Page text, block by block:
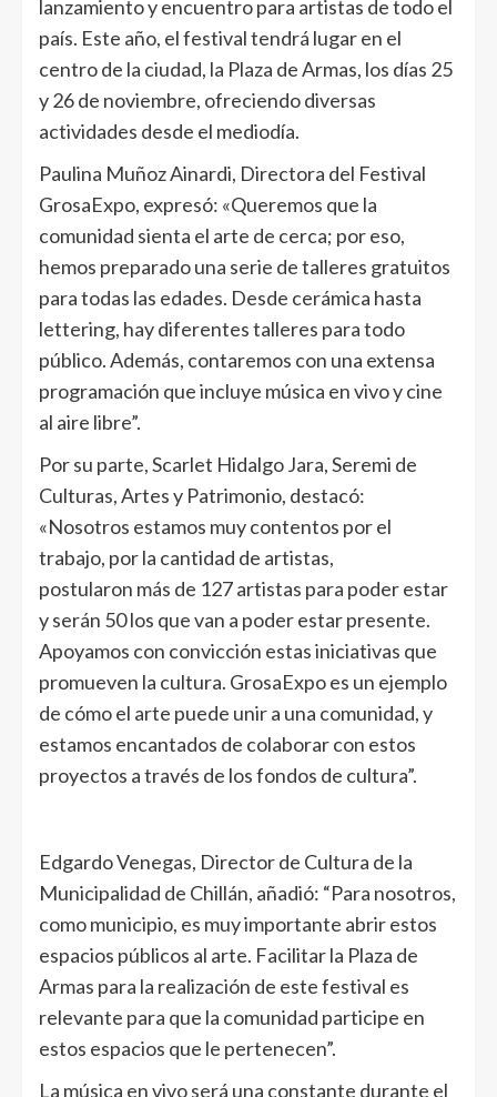
lanzamiento y encuentro para artistas de todo el
país. Este año, el festival tendrá lugar en el
centro de la ciudad, la Plaza de Armas, los días 25
y 26 de noviembre, ofreciendo diversas
actividades desde el mediodía.
Paulina Muñoz Ainardi, Directora del Festival
GrosaExpo, expresó: «Queremos que la
comunidad sienta el arte de cerca; por eso,
hemos preparado una serie de talleres gratuitos
para todas las edades. Desde cerámica hasta
lettering, hay diferentes talleres para todo
público. Además, contaremos con una extensa
programación que incluye música en vivo y cine
al aire libre”.
Por su parte, Scarlet Hidalgo Jara, Seremi de
Culturas, Artes y Patrimonio, destacó:
«Nosotros estamos muy contentos por el
trabajo, por la cantidad de artistas,
postularon más de 127 artistas para poder estar
y serán 50 los que van a poder estar presente.
Apoyamos con convicción estas iniciativas que
promueven la cultura. GrosaExpo es un ejemplo
de cómo el arte puede unir a una comunidad, y
estamos encantados de colaborar con estos
proyectos a través de los fondos de cultura”.
Edgardo Venegas, Director de Cultura de la
Municipalidad de Chillán, añadió: “Para nosotros,
como municipio, es muy importante abrir estos
espacios públicos al arte. Facilitar la Plaza de
Armas para la realización de este festival es
relevante para que la comunidad participe en
estos espacios que le pertenecen”.
La música en vivo será una constante durante el